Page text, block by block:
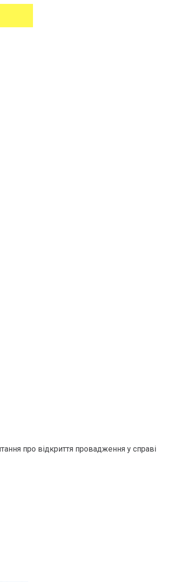
про відкриття провадження у справі